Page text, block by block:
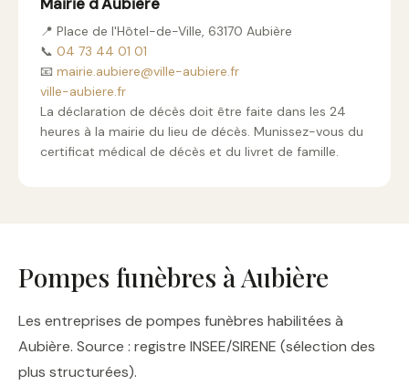
📍 Place de l'Hôtel-de-Ville, 63170 Aubière
📞 04 73 44 01 01
📧 mairie.aubiere@ville-aubiere.fr
ville-aubiere.fr
La déclaration de décès doit être faite dans les 24
heures à la mairie du lieu de décès. Munissez-vous du
certificat médical de décès et du livret de famille.
Pompes funèbres à Aubière
Les entreprises de pompes funèbres habilitées à
Aubière. Source : registre INSEE/SIRENE (sélection des
plus structurées).